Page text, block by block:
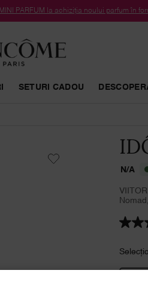
PARFUM la achiziția noului parfum în
SETURI CADOU
N/A